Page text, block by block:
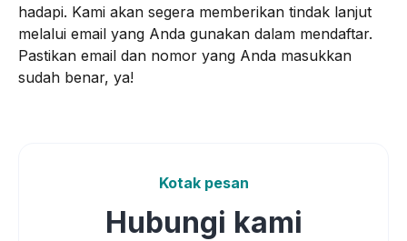
hadapi. Kami akan segera memberikan tindak lanjut
melalui email yang Anda gunakan dalam mendaftar.
Pastikan email dan nomor yang Anda masukkan
sudah benar, ya!
Kotak pesan
Hubungi kami